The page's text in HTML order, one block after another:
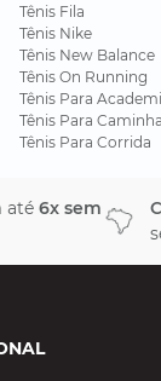
Tênis Fila
Tênis Nike
Tênis New Balance
Tênis On Running
Tênis Para
Tênis Para
Tênis Para Corrida
até 6x sem